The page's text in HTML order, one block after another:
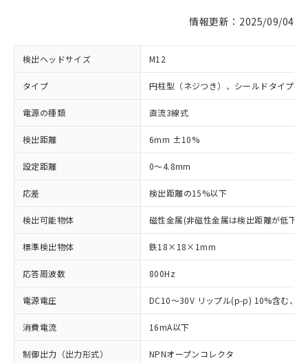
情報更新：2025/09/04
検出ヘッドサイズ M12
タイプ 円柱型（ネジつき）、シールドタイプ
電源の種類 直流3線式
検出距離 6mm ±10%
設定距離 0～4.8mm
応差 検出距離の15%以下
検出可能物体 磁性金属(非磁性金属は検出距離が低下し
標準検出物体 鉄18×18×1mm
応答周波数 800Hz
電源電圧 DC10～30V リップル(p-p) 10%含む、
消費電流 16mA以下
制御出力（出力形式） NPNオープンコレクタ